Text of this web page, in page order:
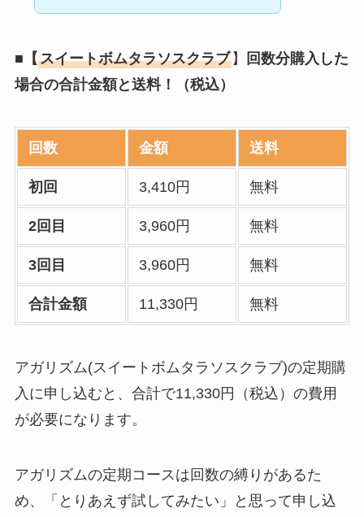
■【スイートボムタラソスクラブ】
回数分購入した
場合の合計金額と送料！（税込）
回数 金額 送料
初回 3,410円 無料
2回目 3,960円 無料
3回目 3,960円 無料
合計金額 11,330円 無料
アガリズム(スイートボムタラソスクラブ)の定期購
入に申し込むと、合計で11,330円（税込）の費用
が必要になります。
アガリズムの定期コースは回数の縛りがあるた
め、「とりあえず試してみたい」と思って申し込